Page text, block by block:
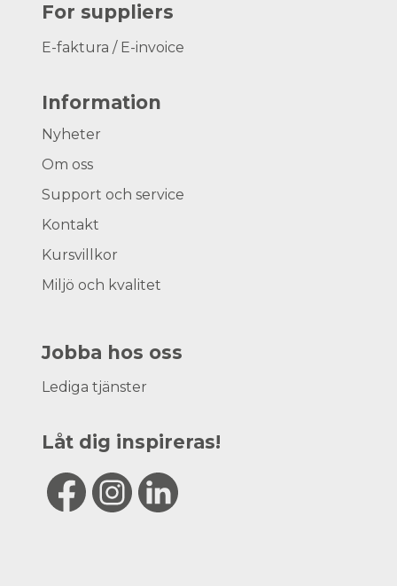
For suppliers
E-faktura / E-invoice
Information
Nyheter
Om oss
Support och service
Kontakt
Kursvillkor
Miljö och kvalitet
Jobba hos oss
Lediga tjänster
Låt dig inspireras!